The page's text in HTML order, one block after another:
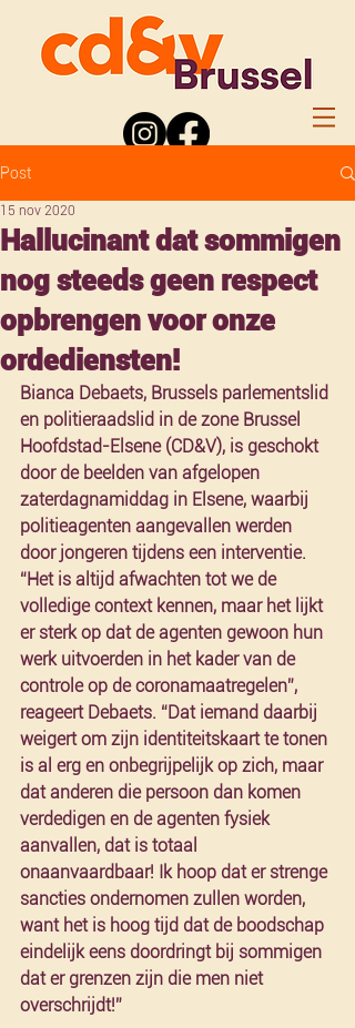
Post
Hallucinant dat sommigen
nog steeds geen respect
opbrengen voor onze
ordediensten!
15 nov 2020
Bianca Debaets, Brussels parlementslid
en politieraadslid in de zone Brussel
Hoofdstad-Elsene (CD&V), is geschokt
door de beelden van afgelopen
zaterdagnamiddag in Elsene, waarbij
politieagenten aangevallen werden
door jongeren tijdens een interventie.
“Het is altijd afwachten tot we de
volledige context kennen, maar het lijkt
er sterk op dat de agenten gewoon hun
werk uitvoerden in het kader van de
controle op de coronamaatregelen”,
reageert Debaets. “Dat iemand daarbij
weigert om zijn identiteitskaart te tonen
is al erg en onbegrijpelijk op zich, maar
dat anderen die persoon dan komen
verdedigen en de agenten fysiek
aanvallen, dat is totaal
onaanvaardbaar! Ik hoop dat er strenge
sancties ondernomen zullen worden,
want het is hoog tijd dat de boodschap
eindelijk eens doordringt bij sommigen
dat er grenzen zijn die men niet
overschrijdt!”